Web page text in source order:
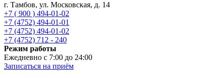
г. Тамбов, ул. Московская, д. 14
+7 ( 900 ) 494-01-02
+7 (4752) 494-01-01
+7 (4752) 494-01-02
+7 (4752) 712 - 240
Режим работы
Ежедневно с 7:00 до 24:00
Записаться на приём